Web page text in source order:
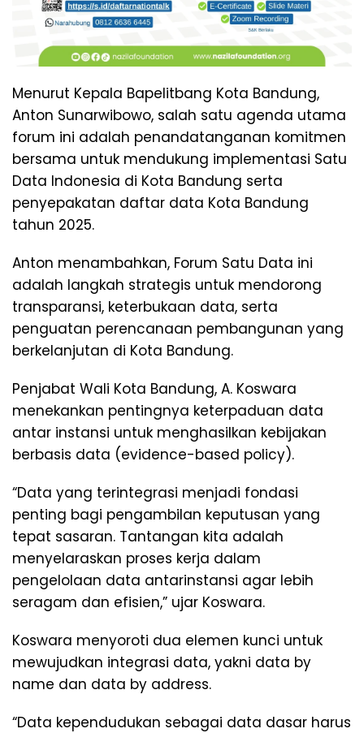
Menurut Kepala Bapelitbang Kota Bandung,
Anton Sunarwibowo, salah satu agenda utama
forum ini adalah penandatanganan komitmen
bersama untuk mendukung implementasi Satu
Data Indonesia di Kota Bandung serta
penyepakatan daftar data Kota Bandung
tahun 2025.
Anton menambahkan, Forum Satu Data ini
adalah langkah strategis untuk mendorong
transparansi, keterbukaan data, serta
penguatan perencanaan pembangunan yang
berkelanjutan di Kota Bandung.
Penjabat Wali Kota Bandung, A. Koswara
menekankan pentingnya keterpaduan data
antar instansi untuk menghasilkan kebijakan
berbasis data (evidence-based policy).
“Data yang terintegrasi menjadi fondasi
penting bagi pengambilan keputusan yang
tepat sasaran. Tantangan kita adalah
menyelaraskan proses kerja dalam
pengelolaan data antarinstansi agar lebih
seragam dan efisien,” ujar Koswara.
Koswara menyoroti dua elemen kunci untuk
mewujudkan integrasi data, yakni data by
name dan data by address.
“Data kependudukan sebagai data dasar harus